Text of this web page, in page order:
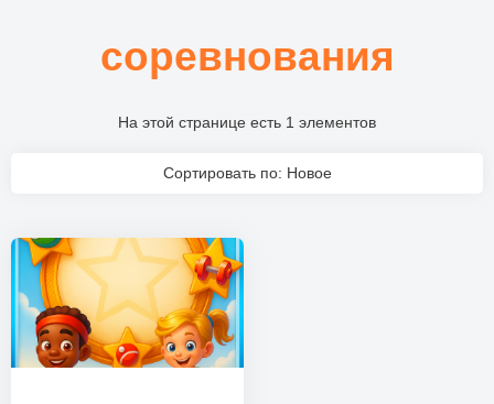
соревнования
Сортировать по: Новое
На этой странице есть 1 элементов